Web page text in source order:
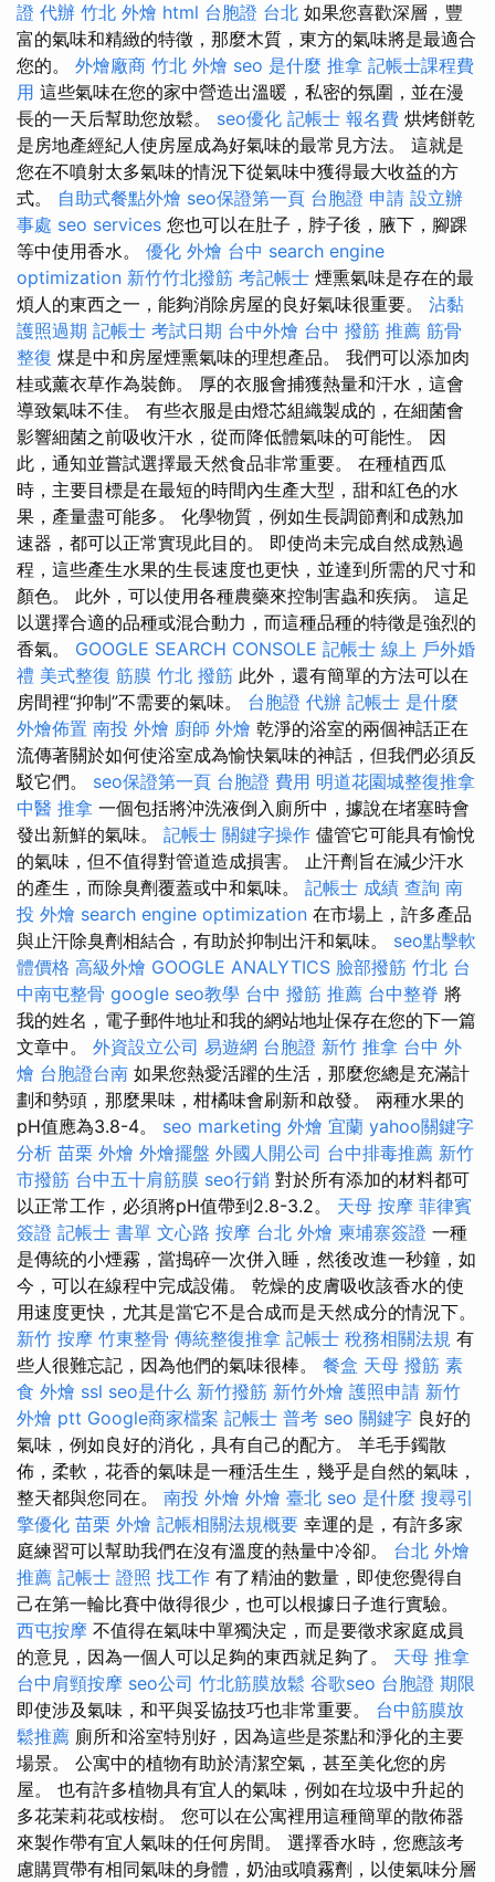
證 代辦 竹北 外燴 html 台胞證 台北 如果您喜歡深層，豐
富的氣味和精緻的特徵，那麼木質，東方的氣味將是最適合
您的。 外燴廠商 竹北 外燴 seo 是什麼 推拿 記帳士課程費
用 這些氣味在您的家中營造出溫暖，私密的氛圍，並在漫
長的一天后幫助您放鬆。 seo優化 記帳士 報名費 烘烤餅乾
是房地產經紀人使房屋成為好氣味的最常見方法。 這就是
您在不噴射太多氣味的情況下從氣味中獲得最大收益的方
式。 自助式餐點外燴 seo保證第一頁 台胞證 申請 設立辦
事處 seo services 您也可以在肚子，脖子後，腋下，腳踝
等中使用香水。 優化 外燴 台中 search engine
optimization 新竹竹北撥筋 考記帳士 煙熏氣味是存在的最
煩人的東西之一，能夠消除房屋的良好氣味很重要。 沾黏
護照過期 記帳士 考試日期 台中外燴 台中 撥筋 推薦 筋骨
整復 煤是中和房屋煙熏氣味的理想產品。 我們可以添加肉
桂或薰衣草作為裝飾。 厚的衣服會捕獲熱量和汗水，這會
導致氣味不佳。 有些衣服是由燈芯組織製成的，在細菌會
影響細菌之前吸收汗水，從而降低體氣味的可能性。 因
此，通知並嘗試選擇最天然食品非常重要。 在種植西瓜
時，主要目標是在最短的時間內生產大型，甜和紅色的水
果，產量盡可能多。 化學物質，例如生長調節劑和成熟加
速器，都可以正常實現此目的。 即使尚未完成自然成熟過
程，這些產生水果的生長速度也更快，並達到所需的尺寸和
顏色。 此外，可以使用各種農藥來控制害蟲和疾病。 這足
以選擇合適的品種或混合動力，而這種品種的特徵是強烈的
香氣。 GOOGLE SEARCH CONSOLE 記帳士 線上 戶外婚
禮 美式整復 筋膜 竹北 撥筋 此外，還有簡單的方法可以在
房間裡“抑制”不需要的氣味。 台胞證 代辦 記帳士 是什麼
外燴佈置 南投 外燴 廚師 外燴 乾淨的浴室的兩個神話正在
流傳著關於如何使浴室成為愉快氣味的神話，但我們必須反
駁它們。 seo保證第一頁 台胞證 費用 明道花園城整復推拿
中醫 推拿 一個包括將沖洗液倒入廁所中，據說在堵塞時會
發出新鮮的氣味。 記帳士 關鍵字操作 儘管它可能具有愉悅
的氣味，但不值得對管道造成損害。 止汗劑旨在減少汗水
的產生，而除臭劑覆蓋或中和氣味。 記帳士 成績 查詢 南
投 外燴 search engine optimization 在市場上，許多產品
與止汗除臭劑相結合，有助於抑制出汗和氣味。 seo點擊軟
體價格 高級外燴 GOOGLE ANALYTICS 臉部撥筋 竹北 台
中南屯整骨 google seo教學 台中 撥筋 推薦 台中整脊 將
我的姓名，電子郵件地址和我的網站地址保存在您的下一篇
文章中。 外資設立公司 易遊網 台胞證 新竹 推拿 台中 外
燴 台胞證台南 如果您熱愛活躍的生活，那麼您總是充滿計
劃和勢頭，那麼果味，柑橘味會刷新和啟發。 兩種水果的
pH值應為3.8-4。 seo marketing 外燴 宜蘭 yahoo關鍵字
分析 苗栗 外燴 外燴擺盤 外國人開公司 台中排毒推薦 新竹
市撥筋 台中五十肩筋膜 seo行銷 對於所有添加的材料都可
以正常工作，必須將pH值帶到2.8-3.2。 天母 按摩 菲律賓
簽證 記帳士 書單 文心路 按摩 台北 外燴 柬埔寨簽證 一種
是傳統的小煙霧，當搗碎一次併入睡，然後改進一秒鐘，如
今，可以在線程中完成設備。 乾燥的皮膚吸收該香水的使
用速度更快，尤其是當它不是合成而是天然成分的情況下。
新竹 按摩 竹東整骨 傳統整復推拿 記帳士 稅務相關法規 有
些人很難忘記，因為他們的氣味很棒。 餐盒 天母 撥筋 素
食 外燴 ssl seo是什么 新竹撥筋 新竹外燴 護照申請 新竹
外燴 ptt Google商家檔案 記帳士 普考 seo 關鍵字 良好的
氣味，例如良好的消化，具有自己的配方。 羊毛手鐲散
佈，柔軟，花香的氣味是一種活生生，幾乎是自然的氣味，
整天都與您同在。 南投 外燴 外燴 臺北 seo 是什麼 搜尋引
擎優化 苗栗 外燴 記帳相關法規概要 幸運的是，有許多家
庭練習可以幫助我們在沒有溫度的熱量中冷卻。 台北 外燴
推薦 記帳士 證照 找工作 有了精油的數量，即使您覺得自
己在第一輪比賽中做得很少，也可以根據日子進行實驗。
西屯按摩 不值得在氣味中單獨決定，而是要徵求家庭成員
的意見，因為一個人可以足夠的東西就足夠了。 天母 推拿
台中肩頸按摩 seo公司 竹北筋膜放鬆 谷歌seo 台胞證 期限
即使涉及氣味，和平與妥協技巧也非常重要。 台中筋膜放
鬆推薦 廁所和浴室特別好，因為這些是茶點和淨化的主要
場景。 公寓中的植物有助於清潔空氣，甚至美化您的房
屋。 也有許多植物具有宜人的氣味，例如在垃圾中升起的
多花茉莉花或桉樹。 您可以在公寓裡用這種簡單的散佈器
來製作帶有宜人氣味的任何房間。 選擇香水時，您應該考
慮購買帶有相同氣味的身體，奶油或噴霧劑，以使氣味分層